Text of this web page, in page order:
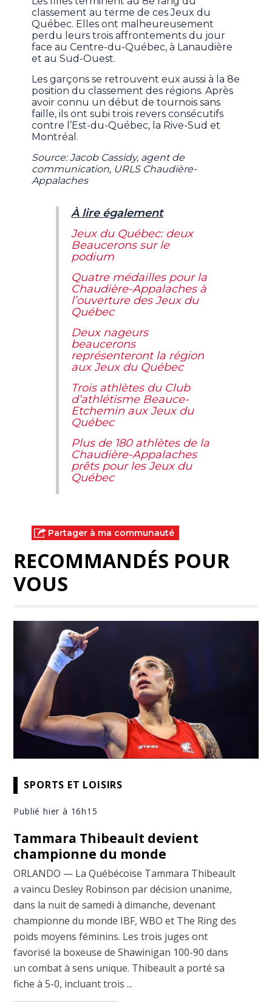
classement au terme de ces Jeux du
Québec. Elles ont malheureusement
perdu leurs trois affrontements du jour
face au Centre-du-Québec, à Lanaudière
et au Sud-Ouest.
Les garçons se retrouvent eux aussi à la 8e
position du classement des régions. Après
avoir connu un début de tournois sans
faille, ils ont subi trois revers consécutifs
contre l’Est-du-Québec, la Rive-Sud et
Montréal.
Source: Jacob Cassidy, agent de
communication, URLS Chaudière-
Appalaches
À lire également
Jeux du Québec: deux
Beaucerons sur le
podium
Quatre médailles pour la
Chaudière-Appalaches à
l’ouverture des Jeux du
Québec
Deux nageurs
beaucerons
représenteront la région
aux Jeux du Québec
Trois athlètes du Club
d’athlétisme Beauce-
Etchemin aux Jeux du
Québec
Plus de 180 athlètes de la
Chaudière-Appalaches
prêts pour les Jeux du
Québec
Partager à ma communauté
RECOMMANDÉS POUR
VOUS
SPORTS ET LOISIRS
Publié hier à 16h15
Tammara Thibeault devient
championne du monde
ORLANDO — La Québécoise Tammara Thibeault
a vaincu Desley Robinson par décision unanime,
dans la nuit de samedi à dimanche, devenant
championne du monde IBF, WBO et The Ring des
poids moyens féminins. Les trois juges ont
favorisé la boxeuse de Shawinigan 100-90 dans
un combat à sens unique. Thibeault a porté sa
fiche à 5-0, incluant trois ...